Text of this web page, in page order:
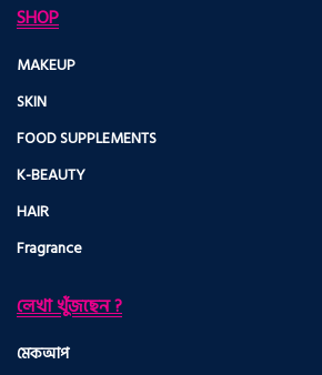
SHOP
MAKEUP
SKIN
FOOD SUPPLEMENTS
K-BEAUTY
HAIR
Fragrance
লেখা খুঁজছেন ?
মেকআপ